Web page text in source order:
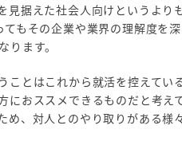
据えた社会人向けというより
もその企業や業界の理解度を
ます。
ことはこれから就活を控えてい
おススメできるものだと考え
、対人とのやり取りがある様